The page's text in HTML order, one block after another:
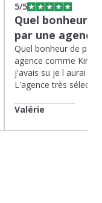
5/5
Quel bonheur
par une
Quel bonheur de
agence comme
j'avais su je l aurai
L'agence très
Valérie